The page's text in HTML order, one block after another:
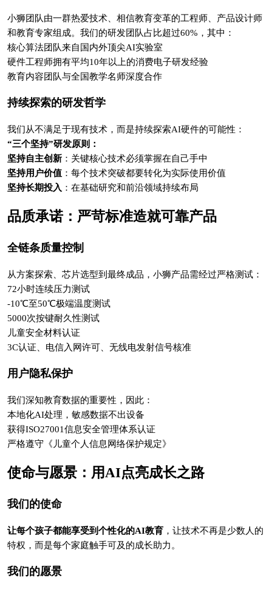
小狮团队由一群热爱技术、相信教育变革的工程师、产品设计师
和教育专家组成。我们的研发团队占比超过60%，其中：
核心算法团队来自国内外顶尖AI实验室
硬件工程师拥有平均10年以上的消费电子研发经验
教育内容团队与全国教学名师深度合作
持续探索的研发哲学
我们从不满足于现有技术，而是持续探索AI硬件的可能性：
“三个坚持”研发原则：
坚持自主创新 ：关键核心技术必须掌握在自己手中
坚持用户价值 ：每个技术突破都要转化为实际使用价值
坚持长期投入 ：在基础研究和前沿领域持续布局
品质承诺：严苛标准造就可靠产品
全链条质量控制
从方案探索、芯片选型到最终成品，小狮产品需经过严格测试：
72小时连续压力测试
-10℃至50℃极端温度测试
5000次按键耐久性测试
儿童安全材料认证
3C认证、电信入网许可、无线电发射信号核准
用户隐私保护
我们深知教育数据的重要性，因此：
本地化AI处理，敏感数据不出设备
获得ISO27001信息安全管理体系认证
严格遵守《儿童个人信息网络保护规定》
使命与愿景：用AI点亮成长之路
我们的使命
让每个孩子都能享受到个性化的AI教育 ，让技术不再是少数人的
特权，而是每个家庭触手可及的成长助力。
我们的愿景